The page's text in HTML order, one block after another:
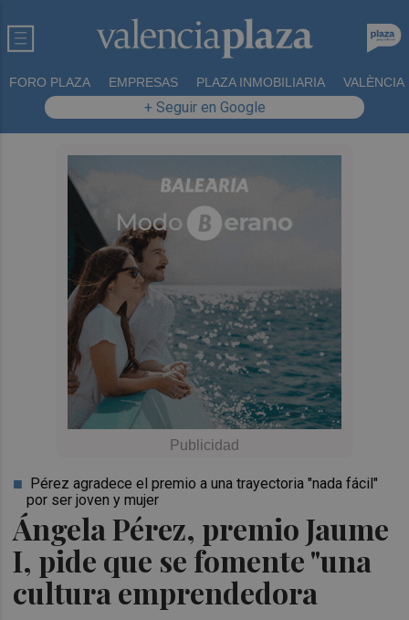
FORO PLAZA EMPRESAS PLAZA INMOBILIARIA VALÈNCIA
+ Seguir en Google
Ángela Pérez, premio Jaume
I, pide que se fomente "una
cultura emprendedora
Pérez agradece el premio a una trayectoria "nada fácil"
por ser joven y mujer